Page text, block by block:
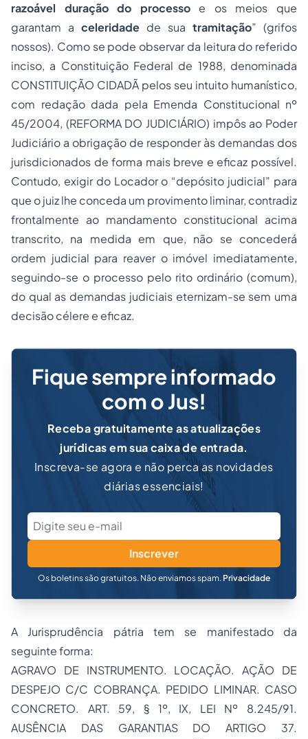
razoável duração do processoe os meios que
garantam a celeridade de sua tramitação” (grifos
nossos). Como se pode observar da leitura do referido
inciso, a Constituição Federal de 1988, denominada
CONSTITUIÇÃO CIDADÃ pelos seu intuito humanístico,
com redação dada pela Emenda Constitucional nº
45/2004, (REFORMA DO JUDICIÁRIO) impôs ao Poder
Judiciário a obrigação de responder às demandas dos
jurisdicionados de forma mais breve e eficaz possível.
Contudo, exigir do Locador o “depósito judicial” para
que o juiz lhe conceda um provimento liminar, contradiz
frontalmente ao mandamento constitucional acima
transcrito, na medida em que, não se concederá
ordem judicial para reaver o imóvel imediatamente,
seguindo-se o processo pelo rito ordinário (comum),
do qual as demandas judiciais eternizam-se sem uma
decisão célere e eficaz.
Fique sempre informado
com o Jus!
Receba gratuitamente as atualizações
jurídicas em sua caixa de entrada.
Inscreva-se agora e não perca as novidades
diárias essenciais!
Inscrever
Os boletins são gratuitos. Não enviamos spam. Privacidade
A Jurisprudência pátria tem se manifestado da
seguinte forma:
AGRAVO DE INSTRUMENTO. LOCAÇÃO. AÇÃO DE
DESPEJO C/C COBRANÇA. PEDIDO LIMINAR. CASO
CONCRETO. ART. 59, § 1º, IX, LEI Nº 8.245/91.
AUSÊNCIA DAS GARANTIAS DO ARTIGO 37.